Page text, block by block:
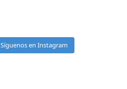
Síguenos en Instagram